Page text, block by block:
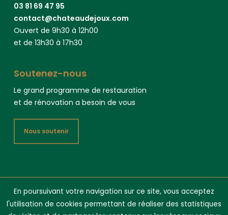
03 81 69 47 95
contact@chateaudejoux.com
Ouvert de 9h30 à 12h00
et de 13h30 à 17h30
Soutenez-nous
Le grand programme de restauration
et de rénovation a besoin de vous
Nous soutenir
Château de Joux 2025 -Mentions légales- Crédit vidéo : Jean-
Marc Phan Van
En poursuivant votre navigation sur ce site, vous acceptez
l'utilisation de cookies permettant de réaliser des statistiques